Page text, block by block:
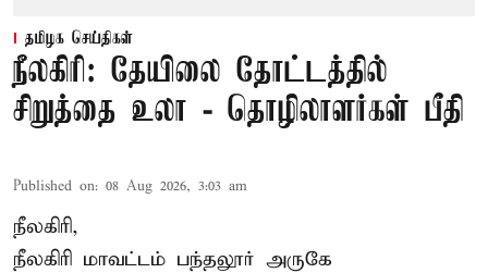
தமிழக செய்திகள்
நீலகிரி: தேயிலை தோட்டத்தில்
சிறுத்தை உலா - தொழிலாளர்கள் பீதி
Published on: 08 Aug 2026, 3:03 am
நீலகிரி,
நீலகிரி மாவட்டம் பந்தலூர் அருகே